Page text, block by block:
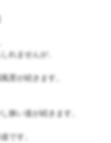
れませんが、
景が続きます。
狭い道が続きます。
です。